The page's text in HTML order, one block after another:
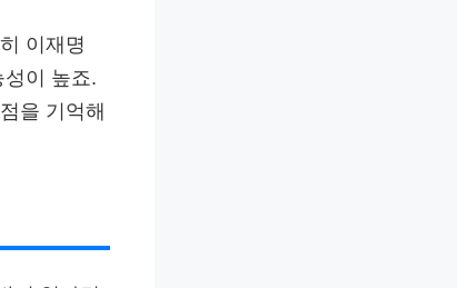
이재명
이 높죠.
을 기억해